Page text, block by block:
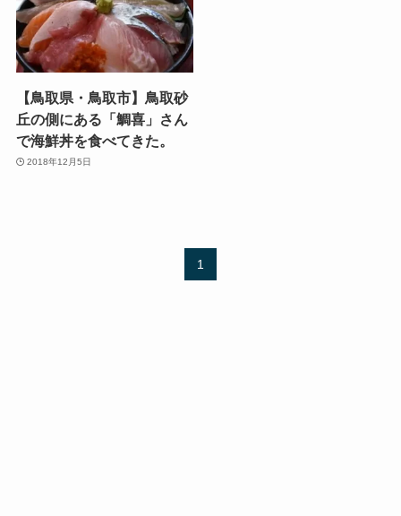
【鳥取県・鳥取市】鳥取砂
丘の側にある「鯛喜」さん
で海鮮丼を食べてきた。
2018年12月5日
1